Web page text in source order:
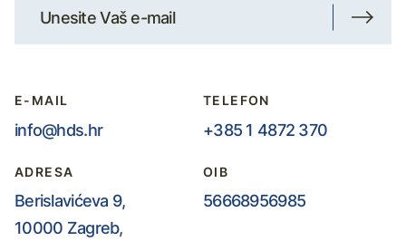
E-MAIL
info@hds.hr
TELEFON
+385 1 4872 370
ADRESA
Berislavićeva 9,
10000 Zagreb,
OIB
56668956985